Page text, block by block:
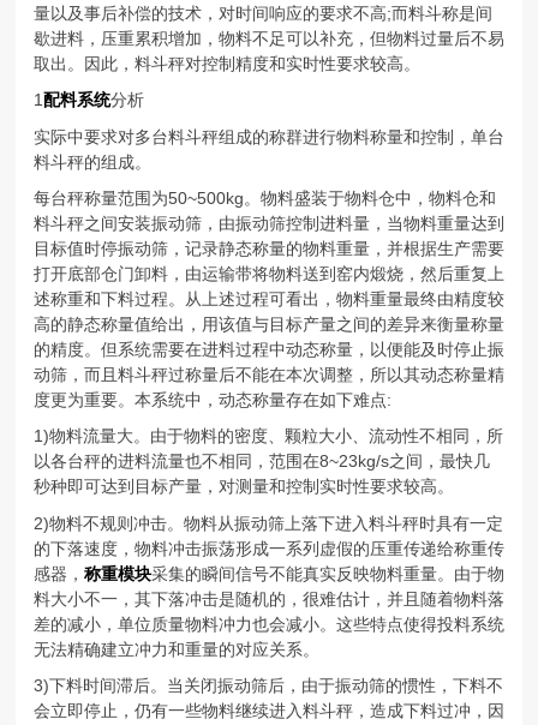
量以及事后补偿的技术，对时间响应的要求不高;而料斗称是间
歇进料，压重累积增加，物料不足可以补充，但物料过量后不易
取出。因此，料斗秤对控制精度和实时性要求较高。
1配料系统分析
实际中要求对多台料斗秤组成的称群进行物料称量和控制，单台
料斗秤的组成。
每台秤称量范围为50~500kg。物料盛装于物料仓中，物料仓和
料斗秤之间安装振动筛，由振动筛控制进料量，当物料重量达到
目标值时停振动筛，记录静态称量的物料重量，并根据生产需要
打开底部仓门卸料，由运输带将物料送到窑内煅烧，然后重复上
述称重和下料过程。从上述过程可看出，物料重量最终由精度较
高的静态称量值给出，用该值与目标产量之间的差异来衡量称量
的精度。但系统需要在进料过程中动态称量，以便能及时停止振
动筛，而且料斗秤过称量后不能在本次调整，所以其动态称量精
度更为重要。本系统中，动态称量存在如下难点:
1)物料流量大。由于物料的密度、颗粒大小、流动性不相同，所
以各台秤的进料流量也不相同，范围在8~23kg/s之间，最快几
秒种即可达到目标产量，对测量和控制实时性要求较高。
2)物料不规则冲击。物料从振动筛上落下进入料斗秤时具有一定
的下落速度，物料冲击振荡形成一系列虚假的压重传递给称重传
感器， 称重模块采集的瞬间信号不能真实反映物料重量。由于物
料大小不一，其下落冲击是随机的，很难估计，并且随着物料落
差的减小，单位质量物料冲力也会减小。这些特点使得投料系统
无法精确建立冲力和重量的对应关系。
3)下料时间滞后。当关闭振动筛后，由于振动筛的惯性，下料不
会立即停止，仍有一些物料继续进入料斗秤，造成下料过冲，因